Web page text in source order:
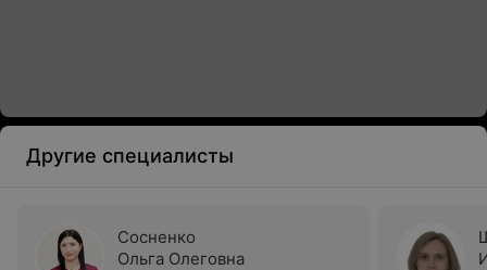
Другие специалисты
Сосненко
Ольга Олеговна